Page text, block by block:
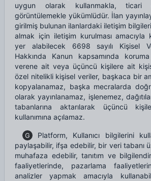
uygun olarak kullanmakla, ticari
görüntülemekle yükümlüdür. İlan
girilmiş bulunan ilanlardaki iletişim
almak için iletişim kurulması amacıyla
yer alabilecek 6698 sayılı Kişisel
Hakkında Kanun kapsamında
verene ait veya üçüncü kişilere ait
özel nitelikli kişisel veriler, başkaca bir
kopyalanamaz, başka mecralarda
olarak yayınlanamaz, işlenemez,
tabanlarına aktarılarak üçüncü
kullanımına açılamaz.
G
Platform, Kullanıcı bilgilerini
paylaşabilir, ifşa edebilir, bir veri tabanı
muhafaza edebilir, tanıtım ve
faaliyetlerinde, pazarlama
analizler yapmak amacıyla